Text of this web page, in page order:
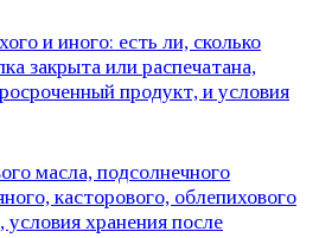
и иного: есть ли, сколько
закрыта или распечатана,
продукт, и условия
масла, подсолнечного
касторового, облепихового
условия хранения после